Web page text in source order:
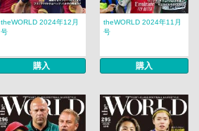
theWORLD 2024年12月
号
購入
theWORLD 2024年11月
号
購入